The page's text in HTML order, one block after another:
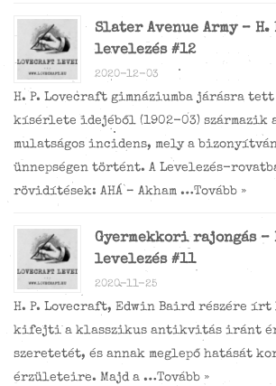
Slater Avenue Army –
levelezés #12
2020-12-03
H. P. Lovecraft gimnáziumba járásra tett
kísérlete idejéből (1902-03) származik
mulatságos incidens, mely a
ünnepségen történt. A Levelezés-
rövidítések: AHÁ – Akham …Tovább »
Gyermekkori rajongás –
levelezés #11
2020-11-25
H. P. Lovecraft, Edwin Baird részére írt
kifejti a klasszikus antikvitás iránt
szeretetét, és annak meglepő hatását
érzületeire. Majd a …Tovább »